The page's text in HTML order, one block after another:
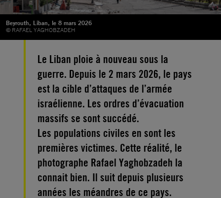
Beyrouth, Liban, le 8 mars 2026
© RAFAEL YAGHOBZADEH
Le Liban ploie à nouveau sous la
guerre. Depuis le 2 mars 2026, le pays
est la cible d’attaques de l’armée
israélienne. Les ordres d’évacuation
massifs se sont succédé.
Les populations civiles en sont les
premières victimes. Cette réalité, le
photographe Rafael Yaghobzadeh la
connait bien. Il suit depuis plusieurs
années les méandres de ce pays.